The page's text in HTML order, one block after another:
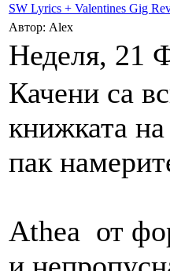
SW Lyrics + Valentines Gig
Автор: Alex
Неделя, 21
Качени са
книжката
пак
Athea от